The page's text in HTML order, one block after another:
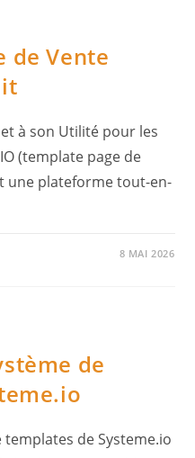
de Vente
à son Utilité pour les
(template page de
une plateforme tout-en-
8 MAI 2026
de
de Systeme.io